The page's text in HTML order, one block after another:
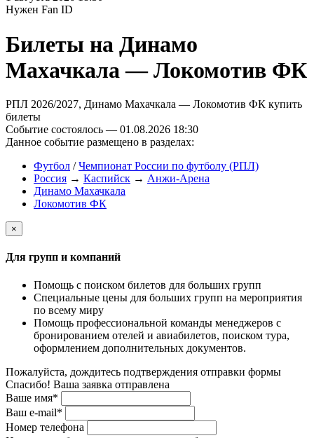
Нужен Fan ID
Билеты на Динамо
Махачкала — Локомотив ФК
РПЛ 2026/2027, Динамо Махачкала — Локомотив ФК купить
билеты
Событие состоялось — 01.08.2026 18:30
Данное событие размещено в разделах:
Футбол /Чемпионат России по футболу (РПЛ)
Россия → Каспийск → Анжи-Арена
Динамо Махачкала
Локомотив ФК
×
Для групп и компаний
Помощь с поиском билетов для больших групп
Специальные цены для больших групп на мероприятия
по всему миру
Помощь профессиональной команды менеджеров с
бронированием отелей и авиабилетов, поиском тура,
оформлением дополнительных документов.
Пожалуйста, дождитесь подтверждения отправки формы
Спасибо! Ваша заявка отправлена
Ваше имя*
Ваш e-mail*
Номер телефона